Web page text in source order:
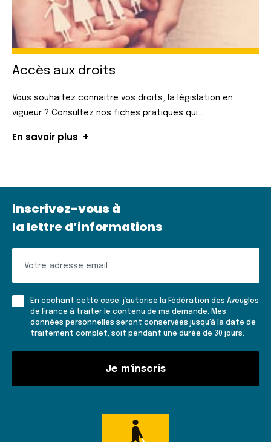
Accès aux droits
Vous souhaitez connaitre vos droits, la législation en
vigueur ? Consultez nos fiches pratiques qui...
En savoir plus
Inscrivez-vous à
la lettre d’informations
à
lettre
En cochant cette case, j’autorise la Fédération des Aveugles
de France à traiter le contenu de ma demande. Mes
données personnelles seront conservées jusqu'à la date de
traitement complet, soit pendant une durée de 30 jours.
Je m'inscris